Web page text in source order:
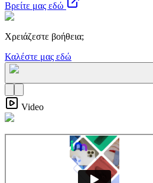
Βρείτε μας εδώ
Χρειάζεστε βοήθεια;
Καλέστε μας εδώ
Video